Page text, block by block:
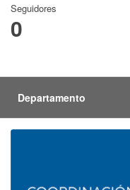
Seguidores
0
Departamento